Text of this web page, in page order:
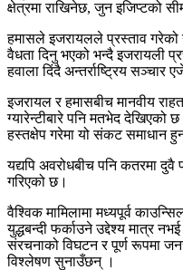
क्षेत्रमा राखिनेछ, जुन इजिप्टको
हमासले इजरायलले प्रस्ताव गरेको
वैधता दिनु भएको भन्दै इजरायली
हवाला दिंदै अन्तर्राष्ट्रिय
इजरायल र हमासबीच मानवीय
ग्यारेन्टीबारे पनि मतभेद
हस्तक्षेप गरेमा यो संकट समाधान
यद्यपि अवरोधबीच पनि कतरमा दुवै
गरिएको छ।
वैश्विक मामिलामा मध्यपूर्व
युद्धबन्दी फर्काउने उद्देश्य मात्र
संरचनाको विघटन र पूर्ण रूपमा
विश्लेषण सुनाउँछन् ।